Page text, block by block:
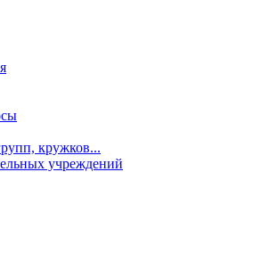
кружков...
учреждений